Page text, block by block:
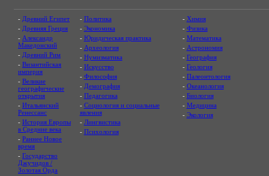
- Древний Египет
- Древняя Греция
- Александр
Македонский
- Древний Рим
- Византийская
империя
- Великие
географические
открытия
- Итальянский
Ренессанс
- История Европы
в Средние века
- Раннее Новое
время
- Государство
Джучидов /
Золотая Орда
- Политика
- Экономика
- Юридическая практика
- Археология
- Нумизматика
- Искусство
- Философия
- Демография
- Педагогика
- Социология и социальные
явления
- Лингвистика
- Психология
- Химия
- Физика
- Математика
- Астрономия
- География
- Геология
- Палеонтология
- Океанология
- Биология
- Медицина
- Экология